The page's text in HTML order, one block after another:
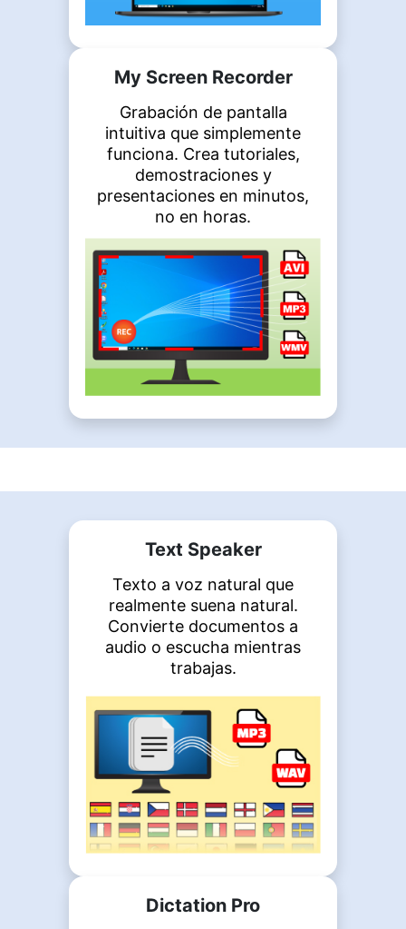
My Screen Recorder
Grabación de pantalla
intuitiva que simplemente
funciona. Crea tutoriales,
demostraciones y
presentaciones en minutos,
no en horas.
Text Speaker
Texto a voz natural que
realmente suena natural.
Convierte documentos a
audio o escucha mientras
trabajas.
Dictation Pro